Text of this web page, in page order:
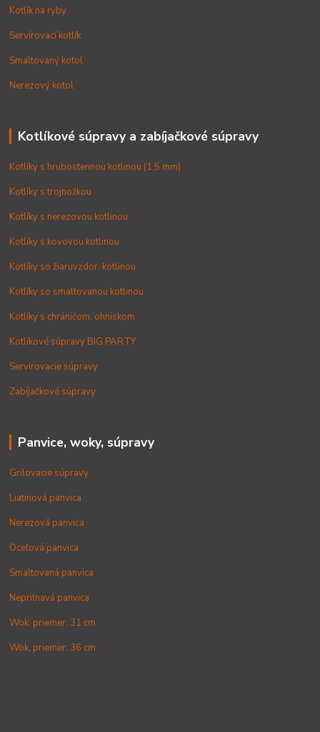
Kotlík na ryby
Servírovací kotlík
Smaltovaný kotol
Nerezový kotol
Kotlíkové súpravy a zabíjačkové súpravy
Kotlíky s hrubostennou kotlinou (1,5 mm)
Kotlíky s trojnožkou
Kotlíky s nerezovou kotlinou
Kotlíky s kovovou kotlinou
Kotlíky so žiaruvzdor. kotlinou
Kotlíky so smaltovanou kotlinou
Kotlíky s chráničom, ohniskom
Kotlíkové súpravy BIG PARTY
Servírovacie súpravy
Zabíjačkové súpravy
Panvice, woky, súpravy
Grilovacie súpravy
Liatinová panvica
Nerezová panvica
Oceľová panvica
Smaltovaná panvica
Nepriľnavá panvica
Wok, priemer: 31 cm
Wok, priemer: 36 cm